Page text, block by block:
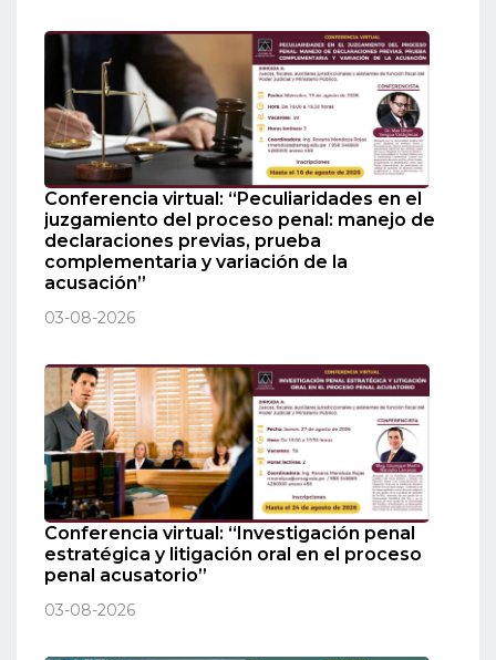
Conferencia virtual: “Peculiaridades en el
juzgamiento del proceso penal: manejo de
declaraciones previas, prueba
complementaria y variación de la
acusación”
03-08-2026
Conferencia virtual: “Investigación penal
estratégica y litigación oral en el proceso
penal acusatorio”
03-08-2026